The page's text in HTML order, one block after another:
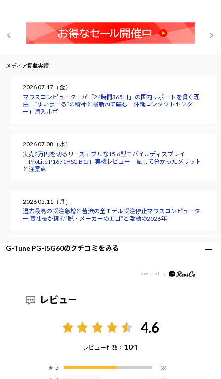
メディア掲載実績
2026.07.17（金）
マウスコンピューターが「24時間365日」の国内サポートを貫く理
由 “ゆいまーる”の精神と最新AIで臨む「沖縄コンタクトセンタ
ー」潜入ルポ
2026.07.08（水）
実売2万円を切るリーズナブルな15.6型モバイルディスプレイ
「ProLite P1671HSC-B1J」実機レビュー 試して分かったメリット
と注意点
2026.05.11（月）
過去最高の受注急増と苦渋の全モデル受注停止――マウスコンピュータ
ー 軣社長が挑む“脱・メーカーのエゴ”と激動の2026年
G-Tune PG-I5G60のクチコミをみる
レビュー
4.6
レビュー件数： 10件
★ 5 (6)